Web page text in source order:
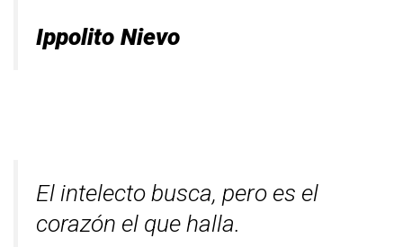
Ippolito Nievo
El intelecto busca, pero es el
corazón el que halla.